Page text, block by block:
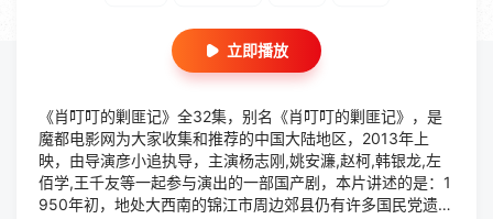
立即播放
《肖叮叮的剿匪记》全32集，别名《肖叮叮的剿匪记》，是
魔都电影网为大家收集和推荐的中国大陆地区，2013年上
映，由导演彦小追执导，主演杨志刚,姚安濂,赵柯,韩银龙,左
佰学,王千友等一起参与演出的一部国产剧，本片讲述的是：1
950年初，地处大西南的锦江市周边郊县仍有许多国民党遗留